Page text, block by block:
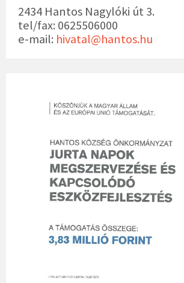
2434 Hantos Nagylóki út 3.
tel/fax: 0625506000
e-mail: hivatal@hantos.hu